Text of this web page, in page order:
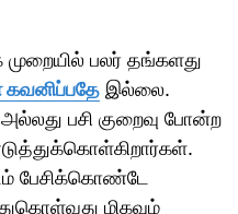
பலர் தங்களது
இல்லை.
பசி குறைவு போன்ற
பேசிக்கொண்டே
மிகவும்